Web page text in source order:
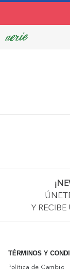
Y RECIBE
TÉRMINOS Y
Política de Cambio